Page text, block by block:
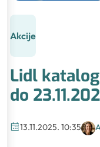
Akcije
Lidl katalog
do
13.11.2025. 10:35